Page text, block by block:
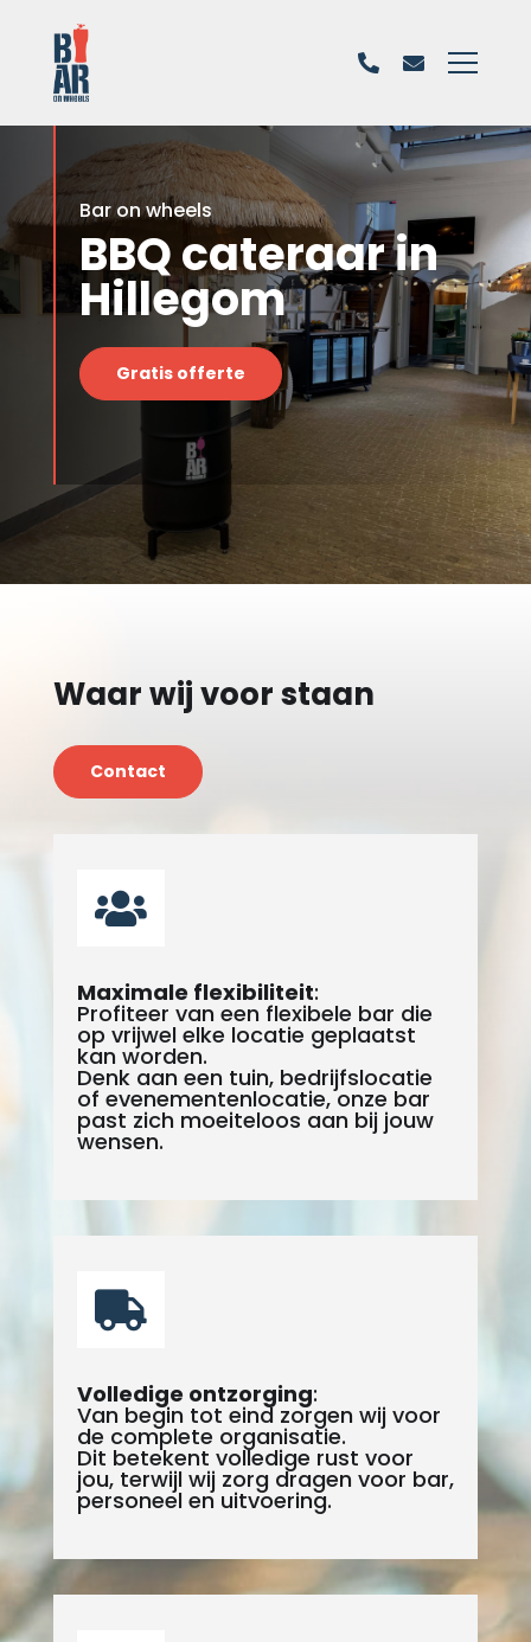
Bar on wheels
BBQ cateraar in
Hillegom
Gratis offerte
Waar wij voor staan
Contact

Maximale flexibiliteit:
Profiteer van een flexibele bar die
op vrijwel elke locatie geplaatst
kan worden.
Denk aan een tuin, bedrijfslocatie
of evenementenlocatie, onze bar
past zich moeiteloos aan bij jouw
wensen.

Volledige ontzorging:
Van begin tot eind zorgen wij voor
de complete organisatie.
Dit betekent volledige rust voor
jou, terwijl wij zorg dragen voor bar,
personeel en uitvoering.